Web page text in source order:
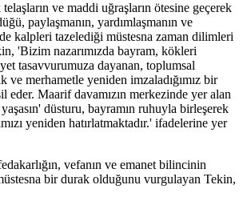
ve maddi uğraşların ötesine geçerek
paylaşmanın, yardımlaşmanın ve
kalpleri tazelediği müstesna zaman dilimleri
'Bizim nazarımızda bayram, kökleri
tasavvurumuza dayanan, toplumsal
ve merhametle yeniden imzaladığımız bir
Maarif davamızın merkezinde yer alan
düsturu, bayramın ruhuyla birleşerek
yeniden hatırlatmaktadır.' ifadelerine yer
vefanın ve emanet bilincinin
bir durak olduğunu vurgulayan Tekin,